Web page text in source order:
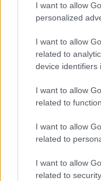
I want to allow
personalized
I want to allow
related to
device identifiers
I want to allow
related to
I want to allow
related to
I want to allow
related to
- ezekre